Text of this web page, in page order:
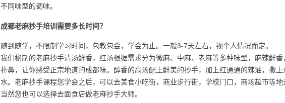
不同味型的调味。
成都老麻抄手培训需要多长时间？
随到随学，不限制学习时间，包教包会，学会为止。一般3-7天左右，视个人情况而定。
我们秘制的老麻抄手清汤鲜香，红汤根据需求分为微麻、中麻、老麻等多种味型，麻辣鲜
扑鼻，让你感受正宗地道的成都味。醇香的高汤配上鲜美的抄手，加上红通通的辣油，撒上
水。老麻抄手课程您学会之后，可以去美食小吃街，商业步行街，学校门口，商场超市等地
当然您也可以选择去面食店做老麻抄手大师。